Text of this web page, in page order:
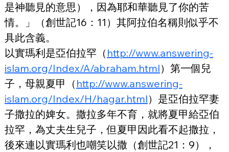
是神聽見的意思），因為耶和華聽見了你的苦
情。」（創世記16：11）其阿拉伯名稱則似乎不
具此含義。
以實瑪利是亞伯拉罕（ http://www.answering-
islam.org/Index/A/abraham.html）第一個兒
子，母親夏甲（ http://www.answering-
islam.org/Index/H/hagar.html）是亞伯拉罕妻
子撒拉的婢女。撒拉多年不育，就將夏甲給亞伯
拉罕，為丈夫生兒子，但夏甲因此看不起撒拉，
後來連以實瑪利也嘲笑以撒（創世記21：9），